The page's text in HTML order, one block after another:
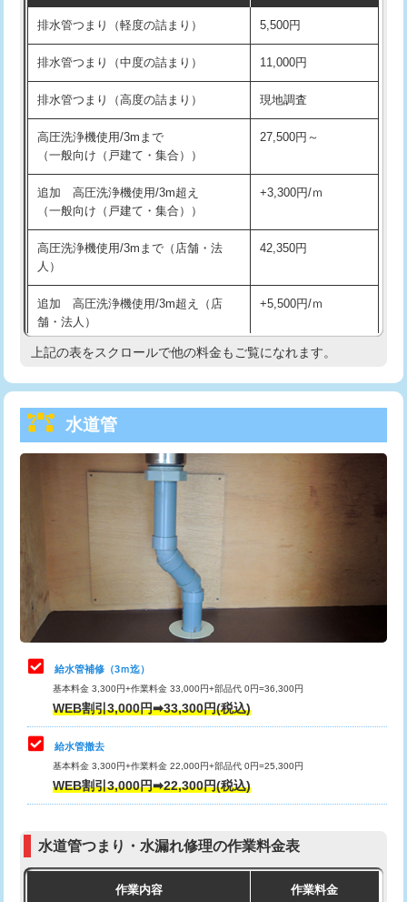
※給水管工事は20mmまでの価格です。
持込商品取付（混合水栓） 16,500円
持込商品取付（浄水器・分岐水栓） 16,500円
給水管工事※（ホール加工) 16,500円
給水管工事※（バンド止め) 3,300円
給水管工事※（支持金具設置)
給水管工事※（保温材使用（バンド止
め込み）)
5,500円
給水管工事※（土の掘削・埋め戻し作
業)
11,000円
給水管工事※（塩ビ管（VP・HI）使
用/3ｍまで)
33,000円
給水管工事※（塩ビ管（VP・HI）使
+8,800円
給水管工事※（ライニング鋼管・銅
管・ポリ管・HT管使用/3ｍまで)
給水管工事※（ライニング鋼管・銅
管・ポリ管・HT管使用/3ｍ超え)
排水管工事（土の掘削・埋め戻し作
11,000円~
排水管工事（排水管工事/3ｍまで） 55,000円
排水管工事（追加 排水管工事/3ｍ超
マス交換（土の掘削・埋め戻し作業）
マス交換（深さ50㎝未満）
マス交換（深さ50㎝以上）
コンクリート斫り（厚さ10㎝まで）
排水管つまり（軽度の詰まり） 5,500円
排水管つまり（中度の詰まり） 11,000円
排水管つまり（高度の詰まり） 現地調査
高圧洗浄機使用/3mまで
（一般向け（戸建て・集合））
27,500円～
追加 高圧洗浄機使用/3m超え
（一般向け（戸建て・集合））
+3,300円/ｍ
高圧洗浄機使用/3mまで（店舗・法
人）
42,350円
追加 高圧洗浄機使用/3m超え（店
舗・法人）
+5,500円/ｍ
高度高圧洗浄換 現地調査
トーラー機使用/3mまで
追加トーラー機使用/3m超え
33,000円
8,800円
止水・漏水調査・防水処理・清掃・修
理・調整・分解・加工など（軽作業）
11,000円
止水・漏水調査・防水処理・清掃・修
理・調整・分解・加工など（中作業）
止水・漏水調査・防水処理・清掃・修
理・調整・分解・加工など（重作業）
33,000円
その他部品の脱着
交換・取付（タンク）
式）)
式・ワンホール）)
上記の表をスクロールで他の料金もご覧になれます。
水道管
給水管補修（3ｍ迄）
基本料金 3,300円+作業料金 33,000円+部品代 0円=36,300円
WEB割引3,000円➡33,300円(税込)
給水管撤去
基本料金 3,300円+作業料金 22,000円+部品代 0円=25,300円
WEB割引3,000円➡22,300円(税込)
水道管つまり・水漏れ修理の作業料金表
作業内容 作業料金